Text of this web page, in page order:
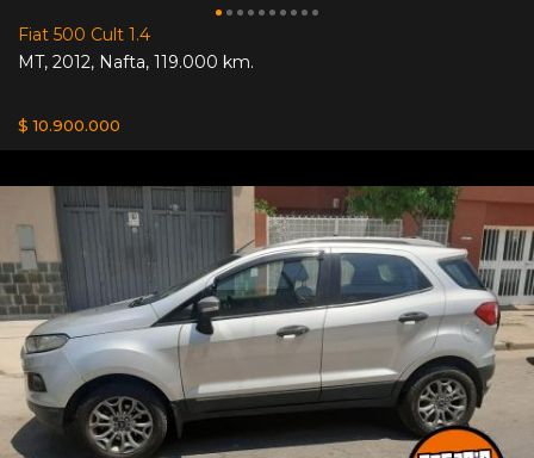
Fiat 500 Cult 1.4
MT, 2012, Nafta, 119.000 km.
$ 10.900.000